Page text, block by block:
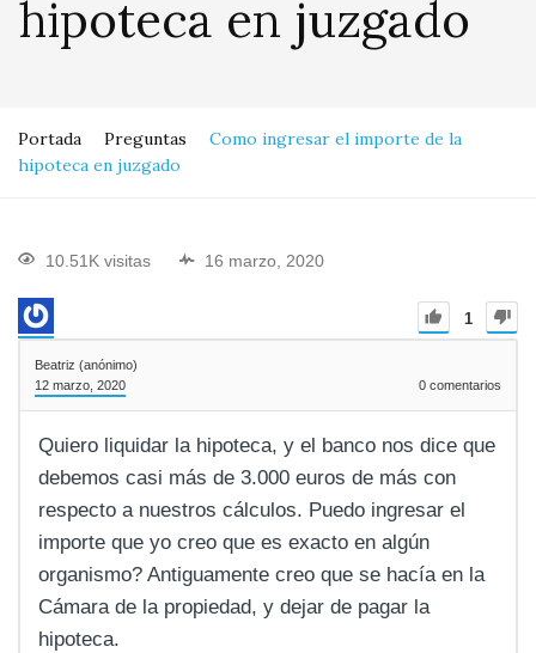
hipoteca en juzgado
Portada Preguntas
Como ingresar el importe de la
hipoteca en juzgado
10.51K visitas 16 marzo, 2020
1
Beatriz (anónimo)
12 marzo, 2020
0 comentarios
Quiero liquidar la hipoteca, y el banco nos dice que
debemos casi más de 3.000 euros de más con
respecto a nuestros cálculos. Puedo ingresar el
importe que yo creo que es exacto en algún
organismo? Antiguamente creo que se hacía en la
Cámara de la propiedad, y dejar de pagar la
hipoteca.